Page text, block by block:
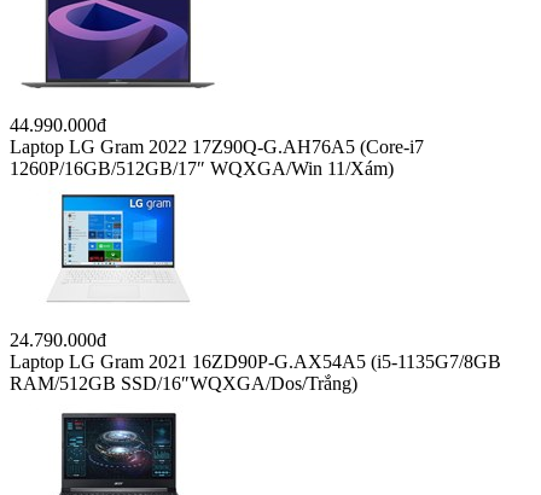
44.990.000đ
Laptop LG Gram 2022 17Z90Q-G.AH76A5 (Core-i7
1260P/16GB/512GB/17″ WQXGA/Win 11/Xám)
24.790.000đ
Laptop LG Gram 2021 16ZD90P-G.AX54A5 (i5-1135G7/8GB
RAM/512GB SSD/16″WQXGA/Dos/Trắng)